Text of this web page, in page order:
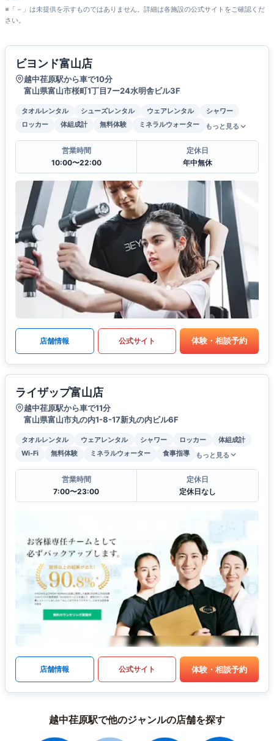
※「－」は未提供を示すものではありません。詳細は各施設の公式サイトをご確認くだ
さい。
ビヨンド富山店
越中荏原駅から車で10分
富山県富山市桜町1丁目7ー24水明舎ビル3F
タオルレンタル シューズレンタル ウェアレンタル
シャワー
ロッカー
体組成計 無料体験 ミネラルウォーター もっと見る
営業時間
10:00〜22:00
定休日
年中無休
店舗情報 公式サイト 体験・相談予約
ライザップ富山店
越中荏原駅から車で11分
富山県富山市丸の内1-8-17新丸の内ビル6F
タオルレンタル ウェアレンタル シャワー ロッカー
体組成計
Wi-Fi
無料体験 ミネラルウォーター 食事指導 もっと見る
営業時間
7:00〜23:00
定休日
定休日なし
店舗情報 公式サイト 体験・相談予約
越中荏原駅で他のジャンルの店舗を探す